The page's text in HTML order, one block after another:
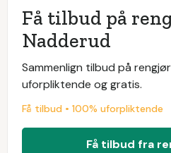
Få tilbud på
Nadderud
Sammenlign tilbud på
uforpliktende og gratis.
Få tilbud • 100% uforpliktende
Få tilbud fra